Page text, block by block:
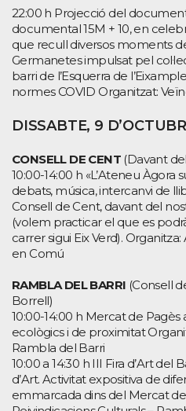
22:00 h Projecció del
documental 15M + 10, en
que recull diversos moments
Germanetes impulsat pel
barri de l’Esquerra de
normes COVID Organitzat:
DISSABTE, 9
CONSELL DE CENT (Davant
10:00-14:00 h «L’Ateneu Àgora
debats, música, intercanvi de
Consell de Cent, davant del
(volem practicar el que es
carrer sigui Eix Verd).
en Comú
RAMBLA DEL BARRI (Consell
Borrell)
10:00-14:00 h Mercat de
ecològics i de proximitat
Rambla del Barri
10:00 a 14:30 h III Fira d’Art del
d’Art. Activitat expositiva de
emmarcada dins del Mercat